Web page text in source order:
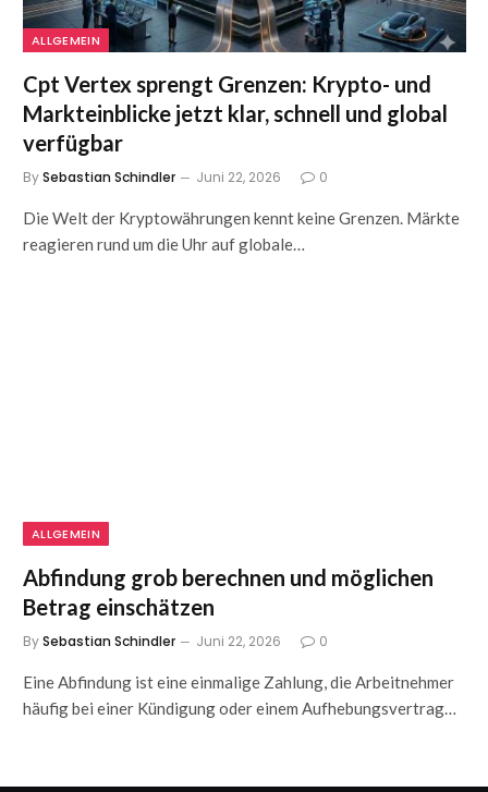
ALLGEMEIN
Cpt Vertex sprengt Grenzen: Krypto- und
Markteinblicke jetzt klar, schnell und global
verfügbar
BySebastian Schindler Juni 22, 2026 0
Die Welt der Kryptowährungen kennt keine Grenzen. Märkte
reagieren rund um die Uhr auf globale…
ALLGEMEIN
Abfindung grob berechnen und möglichen
Betrag einschätzen
BySebastian Schindler Juni 22, 2026 0
Eine Abfindung ist eine einmalige Zahlung, die Arbeitnehmer
häufig bei einer Kündigung oder einem Aufhebungsvertrag…